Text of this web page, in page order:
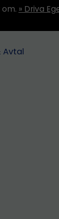
» Driva
Avtal